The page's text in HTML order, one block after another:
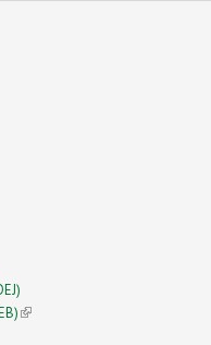
(link is external)